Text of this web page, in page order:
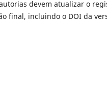
devem atualizar o
final, incluindo o DOI da